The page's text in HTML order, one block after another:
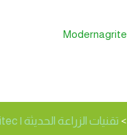
الخس
> تقنيات الزراعة الحديثة | Modernagritec